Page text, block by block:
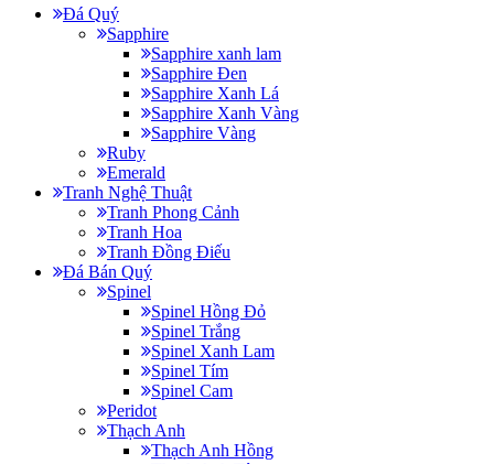
Đá Quý
Sapphire
Sapphire xanh lam
Sapphire Đen
Sapphire Xanh Lá
Sapphire Xanh Vàng
Sapphire Vàng
Ruby
Emerald
Tranh Nghệ Thuật
Tranh Phong Cảnh
Tranh Hoa
Tranh Đồng Điếu
Đá Bán Quý
Spinel
Spinel Hồng Đỏ
Spinel Trắng
Spinel Xanh Lam
Spinel Tím
Spinel Cam
Peridot
Thạch Anh
Thạch Anh Hồng